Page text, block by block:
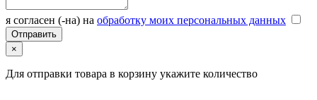
я согласен (-на) на обработку моих персональных данных
×
Для отправки товара в корзину укажите количество